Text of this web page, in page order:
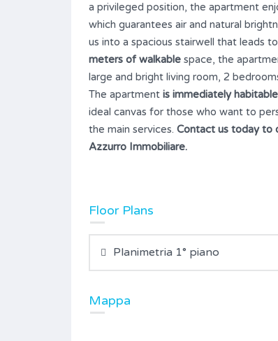
a privileged position, the apartment
which guarantees air and natural
us into a spacious stairwell that leads
meters of walkable space, the
large and bright living room, 2
The apartment is immediately
ideal canvas for those who want to
the main services. Contact us today to
Azzurro Immobiliare.
Floor Plans
Planimetria 1° piano
Mappa